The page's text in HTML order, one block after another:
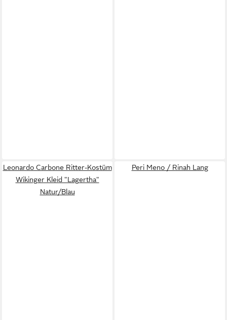
Leonardo Carbone Ritter-Kostüm
Wikinger Kleid "Lagertha"
Natur/Blau
Peri Meno / Rinah Lang